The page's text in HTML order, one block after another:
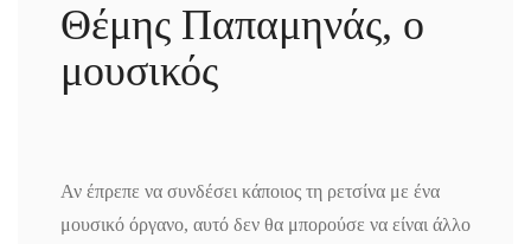
Θέμης Παπαμηνάς, ο
μουσικός
Αν έπρεπε να συνδέσει κάποιος τη ρετσίνα με ένα
μουσικό όργανο, αυτό δεν θα μπορούσε να είναι άλλο